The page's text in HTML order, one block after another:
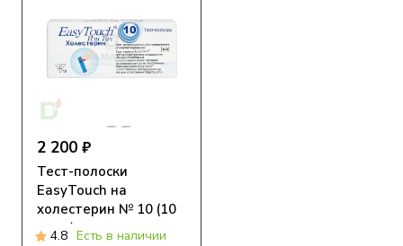
2 200 ₽
Тест-полоски
EasyTouch на
холестерин № 10 (10
штук)
4.8 Есть в наличии